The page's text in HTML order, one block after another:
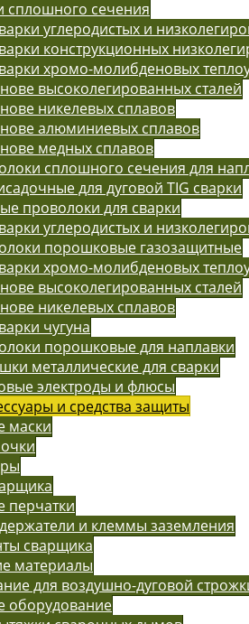
сплошного сечения
углеродистых и
конструкционных
хромо-молибденовых
высоколегированных сталей
никелевых сплавов
алюминиевых сплавов
медных сплавов
сплошного сечения для
для дуговой TIG сварки
проволоки для сварки
углеродистых и
порошковые газозащитные
хромо-молибденовых
высоколегированных сталей
никелевых сплавов
чугуна
порошковые для наплавки
металлические для сварки
электроды и флюсы
и средства защиты
маски
перчатки
и клеммы заземления
сварщика
материалы
для воздушно-дуговой
оборудование